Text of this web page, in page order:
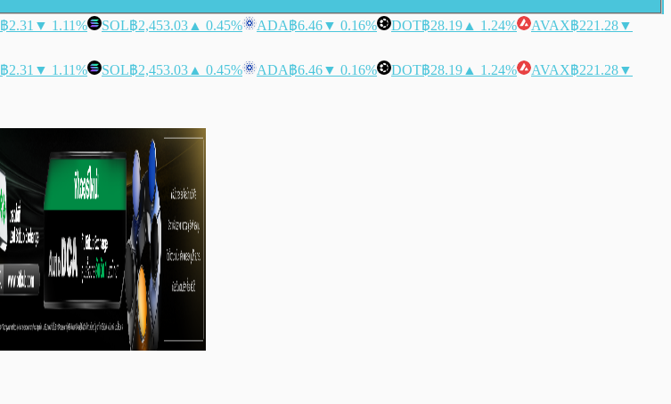
฿2.31 ▼ 1.11% SOL฿2,453.03 ▲ 0.45% ADA฿6.46▼ 0.16% DOT฿28.19 ▲ 1.24% AVAX฿221.28▼
฿2.31 ▼ 1.11% SOL฿2,453.03 ▲ 0.45% ADA฿6.46▼ 0.16% DOT฿28.19 ▲ 1.24% AVAX฿221.28▼